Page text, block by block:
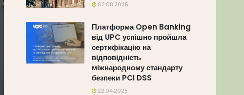
02.08.2025
Платформа Open Banking
від UPC успішно пройшла
сертифікацію на
відповідність
міжнародному стандарту
безпеки PCI DSS
22.04.2025